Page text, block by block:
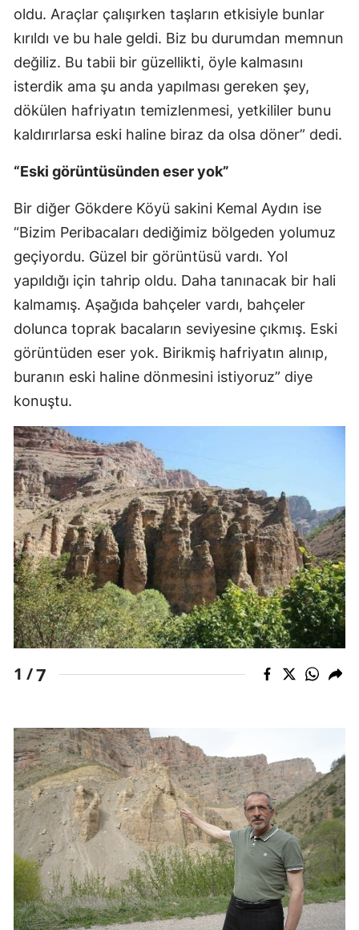
Tekirdağ
Tokat
Trabzon
Tunceli
Şanlıurfa
Uşak
Van
Yozgat
Zonguldak
Aksaray
Bayburt
Karaman
Bartın
Ardahan
Iğdır
Yalova
Karabük
oldu. Araçlar çalışırken taşların etkisiyle bunlar
kırıldı ve bu hale geldi. Biz bu durumdan memnun
değiliz. Bu tabii bir güzellikti, öyle kalmasını
isterdik ama şu anda yapılması gereken şey,
dökülen hafriyatın temizlenmesi, yetkililer bunu
kaldırırlarsa eski haline biraz da olsa döner” dedi.
“Eski görüntüsünden eser yok”
Bir diğer Gökdere Köyü sakini Kemal Aydın ise
“Bizim Peribacaları dediğimiz bölgeden yolumuz
geçiyordu. Güzel bir görüntüsü vardı. Yol
yapıldığı için tahrip oldu. Daha tanınacak bir hali
kalmamış. Aşağıda bahçeler vardı, bahçeler
dolunca toprak bacaların seviyesine çıkmış. Eski
görüntüden eser yok. Birikmiş hafriyatın alınıp,
buranın eski haline dönmesini istiyoruz” diye
konuştu.
1 /7